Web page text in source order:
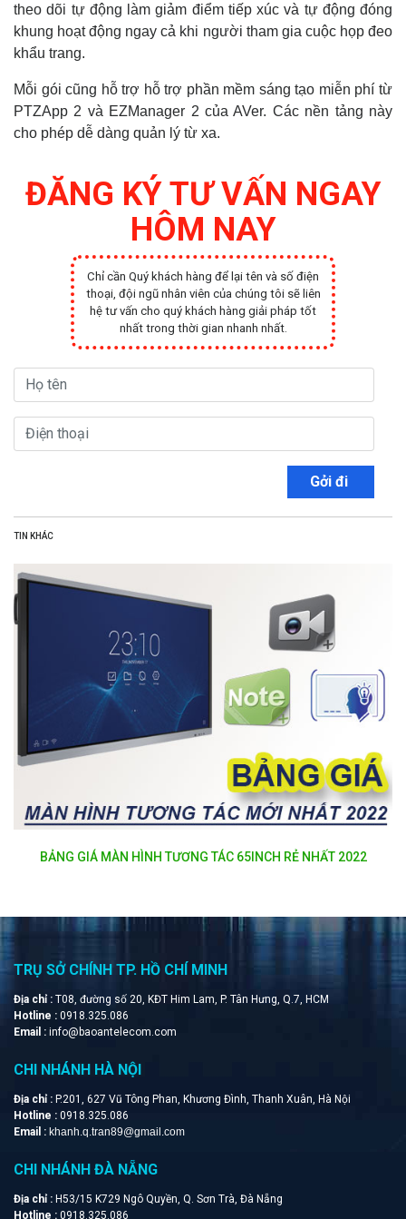
theo dõi tự động làm giảm điểm tiếp xúc và tự động đóng
khung hoạt động ngay cả khi người tham gia cuộc họp đeo
khẩu trang.
Mỗi gói cũng hỗ trợ hỗ trợ phần mềm sáng tạo miễn phí từ
PTZApp 2 và EZManager 2 của AVer. Các nền tảng này
cho phép dễ dàng quản lý từ xa.
ĐĂNG KÝ TƯ VẤN NGAY
HÔM NAY
Chỉ cần Quý khách hàng để lại tên và số điện
thoại, đội ngũ nhân viên của chúng tôi sẽ liên
hệ tư vấn cho quý khách hàng giải pháp tốt
nhất trong thời gian nhanh nhất.
Gởi đi
TIN KHÁC
REVIEW LOA HỘI NGHỊ BLUETOOTH MAXHUB BM21
TRỤ SỞ CHÍNH TP. HỒ CHÍ MINH
Địa chỉ : T08, đường số 20, KĐT Him Lam, P. Tân Hưng, Q.7, HCM
Hotline : 0918.325.086
Email : info@baoantelecom.com
CHI NHÁNH HÀ NỘI
Địa chỉ : P.201, 627 Vũ Tông Phan, Khương Đình, Thanh Xuân, Hà Nội
Hotline : 0918.325.086
Email : khanh.q.tran89@gmail.com
CHI NHÁNH ĐÀ NẴNG
Địa chỉ : H53/15 K729 Ngô Quyền, Q. Sơn Trà, Đà Nẵng
Hotline : 0918.325.086